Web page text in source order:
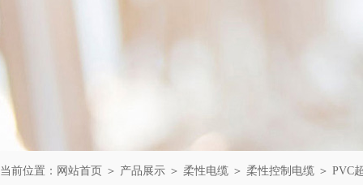
当前位置： 网站首页 ＞ 产品展示 ＞ 柔性电缆 ＞ 柔性控制电缆 ＞ PVC